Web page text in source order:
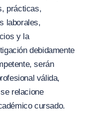
prácticas,
laborales,
y la
debidamente
serán
válida,
relacione
cursado.